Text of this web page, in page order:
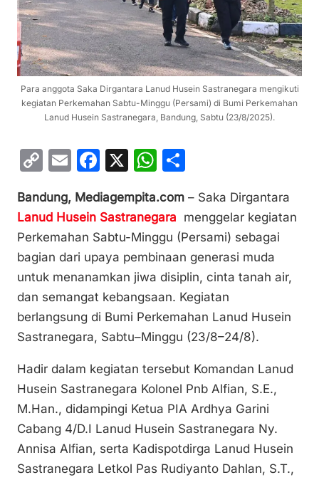
Para anggota Saka Dirgantara Lanud Husein Sastranegara mengikuti
kegiatan Perkemahan Sabtu-Minggu (Persami) di Bumi Perkemahan
Lanud Husein Sastranegara, Bandung, Sabtu (23/8/2025).
C
p
y
Li
n
k
E
ai
l
F
c
e
b
o
o
k
X
W
at
s
A
p
p
ar
e
Bandung, Mediagempita.com – Saka Dirgantara
Lanud Husein Sastranegara menggelar kegiatan
Perkemahan Sabtu-Minggu (Persami) sebagai
bagian dari upaya pembinaan generasi muda
untuk menanamkan jiwa disiplin, cinta tanah air,
dan semangat kebangsaan. Kegiatan
berlangsung di Bumi Perkemahan Lanud Husein
Sastranegara, Sabtu–Minggu (23/8–24/8).
Hadir dalam kegiatan tersebut Komandan Lanud
Husein Sastranegara Kolonel Pnb Alfian, S.E.,
M.Han., didampingi Ketua PIA Ardhya Garini
Cabang 4/D.I Lanud Husein Sastranegara Ny.
Annisa Alfian, serta Kadispotdirga Lanud Husein
Sastranegara Letkol Pas Rudiyanto Dahlan, S.T.,